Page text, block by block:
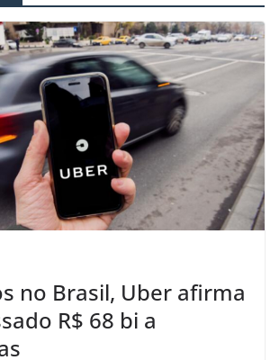
no Brasil, Uber afirma
R$ 68 bi a